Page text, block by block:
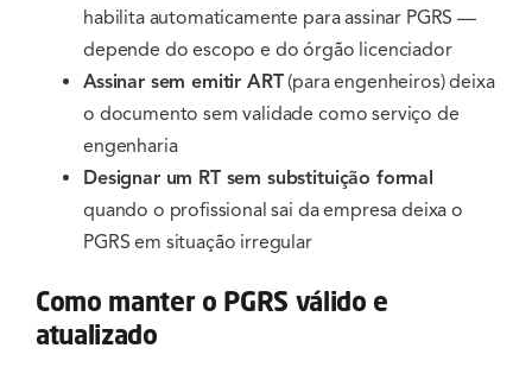
habilita automaticamente para assinar PGRS —
depende do escopo e do órgão licenciador
Assinar sem emitir ART(para engenheiros) deixa
o documento sem validade como serviço de
engenharia
Designar um RT sem substituição formal
quando o profissional sai da empresa deixa o
PGRS em situação irregular
Como manter o PGRS válido e
atualizado